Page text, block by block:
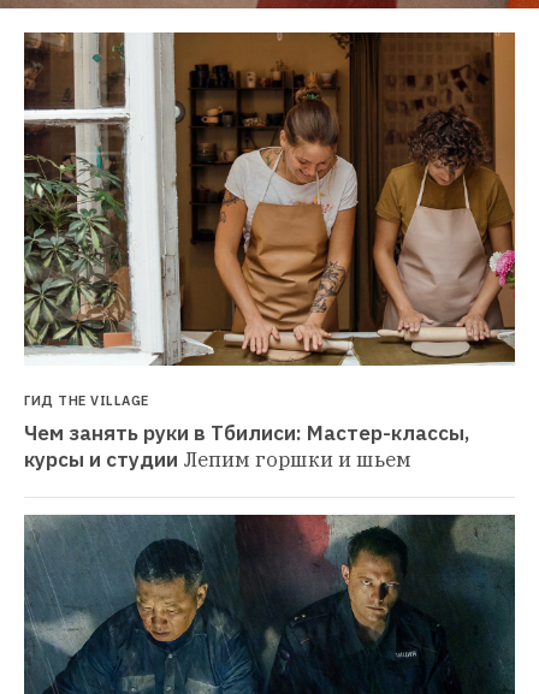
ГИД THE VILLAGE
Чем занять руки в Тбилиси: Мастер-классы,
курсы и студии Лепим горшки и шьем